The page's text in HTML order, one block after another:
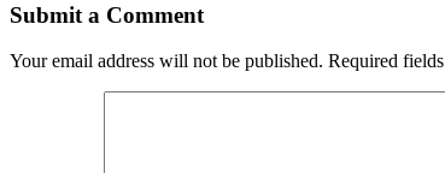
Submit a Comment
Your email address will not be published. Required